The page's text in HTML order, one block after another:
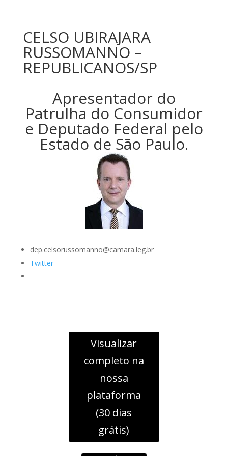
CELSO UBIRAJARA
RUSSOMANNO –
REPUBLICANOS/SP
Apresentador do
Patrulha do Consumidor
e Deputado Federal pelo
Estado de São Paulo.
dep.celsorussomanno@camara.leg.br
Twitter
–
Visualizar
completo na
nossa
plataforma
(30 dias
grátis)